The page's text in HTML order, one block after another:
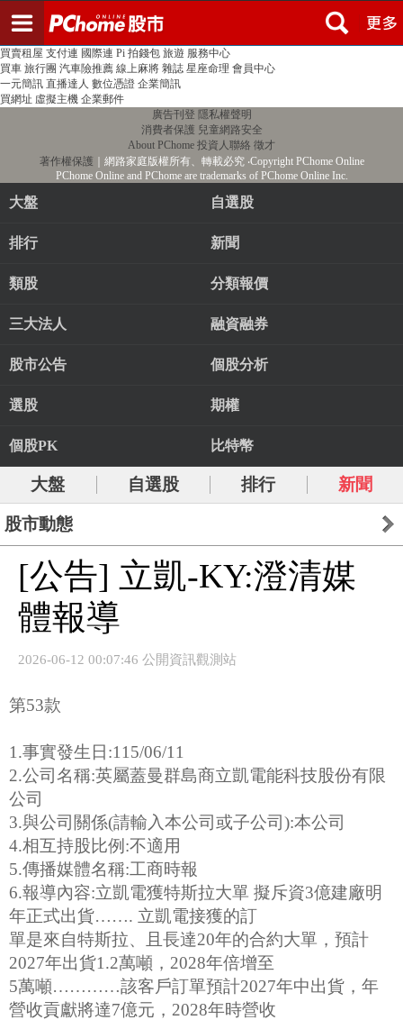
PChome首頁 線上購物 24h購物 書店
買賣租屋 支付連 國際連 Pi 拍錢包 旅遊 服務中心
買車 旅行團 汽車險推薦 線上麻將 雜誌 星座命理 會員中心
一元簡訊 直播達人 數位憑證 企業簡訊
買網址 虛擬主機 企業郵件
廣告刊登 隱私權聲明
消費者保護 兒童網路安全
About PChome 投資人聯絡 徵才
著作權保護 ｜網路家庭版權所有、轉載必究‧Copyright PChome Online
PChome Online and PChome are trademarks of PChome Online Inc.
大盤 自選股
排行 新聞
類股 分類報價
三大法人 融資融券
股市公告 個股分析
選股 期權
個股PK 比特幣
大盤 自選股 排行 新聞
股市動態
[公告] 立凱-KY:澄清媒
體報導
2026-06-12 00:07:46 公開資訊觀測站
第53款
1.事實發生日:115/06/11
2.公司名稱:英屬蓋曼群島商立凱電能科技股份有限
公司
3.與公司關係(請輸入本公司或子公司):本公司
4.相互持股比例:不適用
5.傳播媒體名稱:工商時報
6.報導內容:立凱電獲特斯拉大單 擬斥資3億建廠明
年正式出貨……. 立凱電接獲的訂
單是來自特斯拉、且長達20年的合約大單，預計
2027年出貨1.2萬噸，2028年倍增至
5萬噸…………該客戶訂單預計2027年中出貨，年
營收貢獻將達7億元，2028年時營收